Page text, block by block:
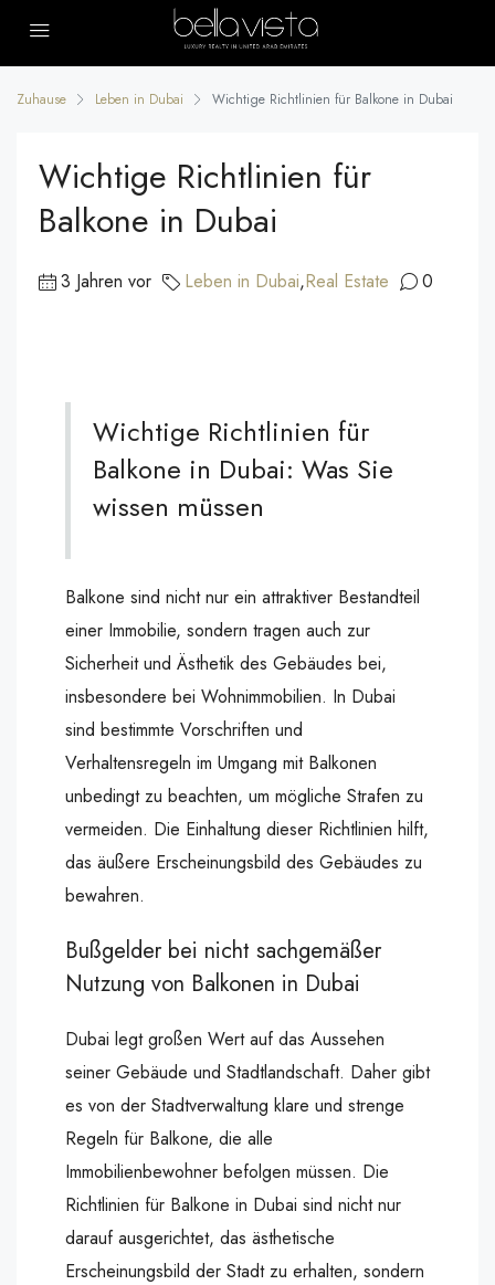
Zuhause Leben in Dubai Wichtige Richtlinien für Balkone in Dubai
Wichtige Richtlinien für
Balkone in Dubai
3 Jahren vor Leben in Dubai,Real Estate 0
Wichtige Richtlinien für
Balkone in Dubai: Was Sie
wissen müssen
Balkone sind nicht nur ein attraktiver Bestandteil
einer Immobilie, sondern tragen auch zur
Sicherheit und Ästhetik des Gebäudes bei,
insbesondere bei Wohnimmobilien. In Dubai
sind bestimmte Vorschriften und
Verhaltensregeln im Umgang mit Balkonen
unbedingt zu beachten, um mögliche Strafen zu
vermeiden. Die Einhaltung dieser Richtlinien hilft,
das äußere Erscheinungsbild des Gebäudes zu
bewahren.
Bußgelder bei nicht sachgemäßer
Nutzung von Balkonen in Dubai
Dubai legt großen Wert auf das Aussehen
seiner Gebäude und Stadtlandschaft. Daher gibt
es von der Stadtverwaltung klare und strenge
Regeln für Balkone, die alle
Immobilienbewohner befolgen müssen. Die
Richtlinien für Balkone in Dubai sind nicht nur
darauf ausgerichtet, das ästhetische
Erscheinungsbild der Stadt zu erhalten, sondern